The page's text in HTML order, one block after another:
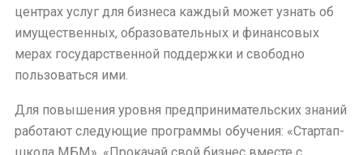
центрах услуг для бизнеса каждый может узнать об
имущественных, образовательных и финансовых
мерах государственной поддержки и свободно
пользоваться ими.
Для повышения уровня предпринимательских знаний
работают следующие программы обучения: «Стартап-
школа МБМ», «Прокачай свой бизнес вместе с